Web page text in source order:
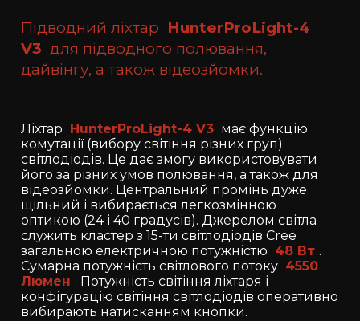
Підводний ліхтар HunterProLight-4
V3 для підводного полювання,
дайвінгу, а також відеозйомки.
Ліхтар HunterProLight-4 V3 має функцію
комутації (вибору світіння різних груп)
світлодіодів. Це дає змогу використовувати
його за різних умов полювання, а також для
відеозйомки. Центральний промінь дуже
щільний і вибирається легкозмінною
оптикою (24 і 40 градусів). Джерелом світла
служить кластер з 15-ти світлодіодів Cree
загальною електричною потужністю 48 Вт .
Сумарна потужність світлового потоку 4550
Люмен . Потужність світіння ліхтаря і
конфігурацію світіння світлодіодів оперативно
вибирають натисканням кнопки.